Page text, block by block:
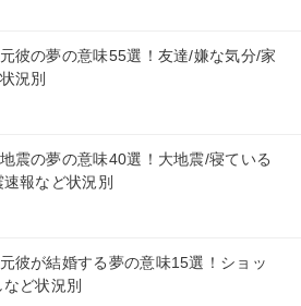
元彼の夢の意味55選！友達/嫌な気分/家
況別
地震の夢の意味40選！大地震/寝ている
報など状況別
元彼が結婚する夢の意味15選！ショッ
ど状況別